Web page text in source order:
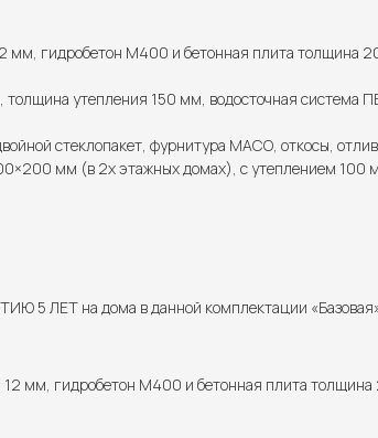
гидробетон М400 и бетонная плита толщина
утепления 150 мм, водосточная система
стеклопакет, фурнитура МАСО, откосы,
мм (в 2х этажных домах), с утеплением 100
5 ЛЕТ на дома в данной комплектации
мм, гидробетон М400 и бетонная плита